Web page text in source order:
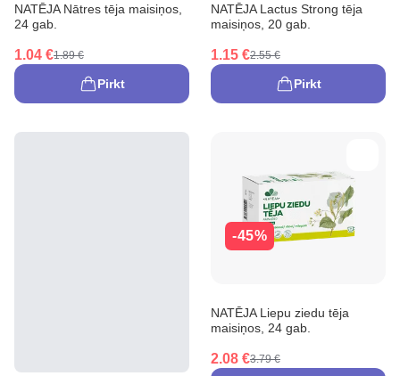
NATĒJA Nātres tēja maisiņos,
24 gab.
1.04 €1.89 €
Pirkt
NATĒJA Lactus Strong tēja
maisiņos, 20 gab.
1.15 €2.55 €
Pirkt
-45%
NATĒJA Liepu ziedu tēja
maisiņos, 24 gab.
2.08 €3.79 €